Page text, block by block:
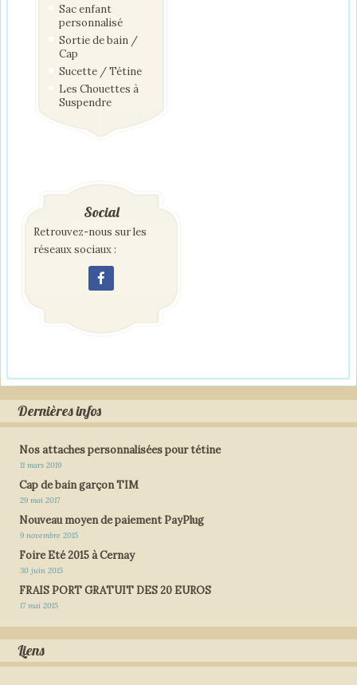
Sac enfant
personnalisé
Sortie de bain /
Cap
Sucette / Tétine
Les Chouettes à
Suspendre
Social
Retrouvez-nous sur les
réseaux sociaux :
Dernières infos
Nos attaches personnalisées pour tétine
11 mars 2019
Cap de bain garçon TIM
29 mai 2017
Nouveau moyen de paiement PayPlug
9 novembre 2015
Foire Eté 2015 à Cernay
30 juin 2015
FRAIS PORT GRATUIT DES 20 EUROS
17 mai 2015
Liens